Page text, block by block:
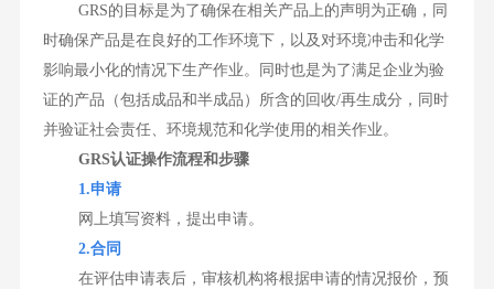
GRS的目标是为了确保在相关产品上的声明为正确，同
时确保产品是在良好的工作环境下，以及对环境冲击和化学
影响最小化的情况下生产作业。同时也是为了满足企业为验
证的产品（包括成品和半成品）所含的回收/再生成分，同时
并验证社会责任、环境规范和化学使用的相关作业。
GRS认证操作流程和步骤
1.申请
网上填写资料，提出申请。
2.合同
在评估申请表后，审核机构将根据申请的情况报价，预